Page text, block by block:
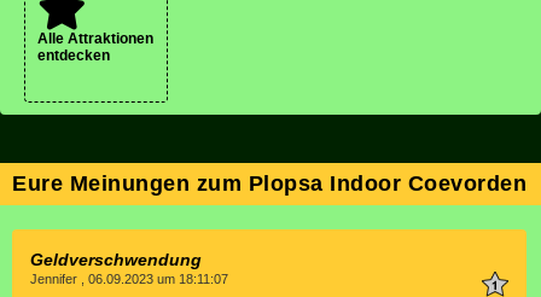
Alle Attraktionen
entdecken
Eure Meinungen zum Plopsa Indoor Coevorden
Geldverschwendung
Jennifer , 06.09.2023 um 18:11:07